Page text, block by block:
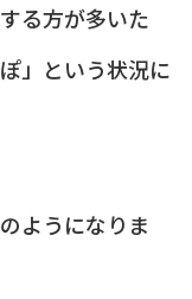
る方が多いた
」という状況に
ようになりま